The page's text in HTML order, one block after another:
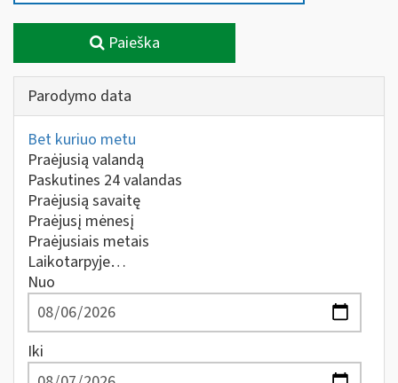
Paieška
Parodymo data
Bet kuriuo metu
Praėjusią valandą
Paskutines 24 valandas
Praėjusią savaitę
Praėjusį mėnesį
Praėjusiais metais
Laikotarpyje…
Nuo
Iki